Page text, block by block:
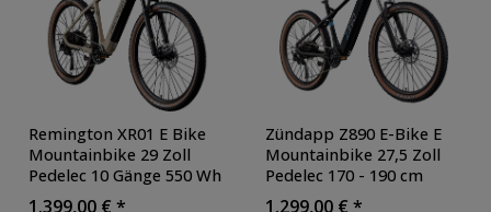
Remington XR01 E Bike
Mountainbike 29 Zoll
Pedelec 10 Gänge 550 Wh
Akku Fahrrad Hardtail
1.399,00 € *
Zündapp Z890 E-Bike E
Mountainbike 27,5 Zoll
Pedelec 170 - 190 cm
Hardtail MTB 10 Gang
1.299,00 € *